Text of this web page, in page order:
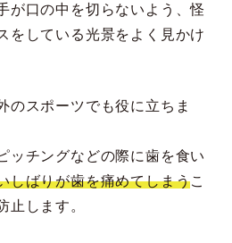
が口の中を切らないよう、怪
をしている光景をよく見かけ
のスポーツでも役に立ちま
ッチングなどの際に歯を食い
しばりが歯を痛めてしまうこ
止します。